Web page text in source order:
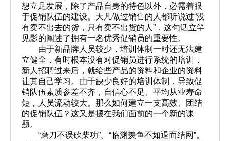
想立足发展，除了产品自身的特色以外，必需着眼
于促销队伍的建设。大凡做过销售的人都听说过“没
有卖不出去的货，只有卖不出货的人 ” ，这句话立竿
见影的阐述了拥有一名优秀促销员的重要性。
由于新品牌人员较少，培训体制一时还无法建
立健全，有时根本没有对促销员进行系统的培训，
新人招聘过来后，就给些产品的资料和企业的资料
让其自己学习。由于缺少良好的培训体制，导致促
销队伍素质参差不齐，自信心不足、平均从业寿命
短，人员流动较大。那么如何建立一支高效、团结
的促销队伍？这又是摆在我们面前的一个新的课
题。
“磨刀不误砍柴功”。 “临渊羡鱼不如退而结网”。